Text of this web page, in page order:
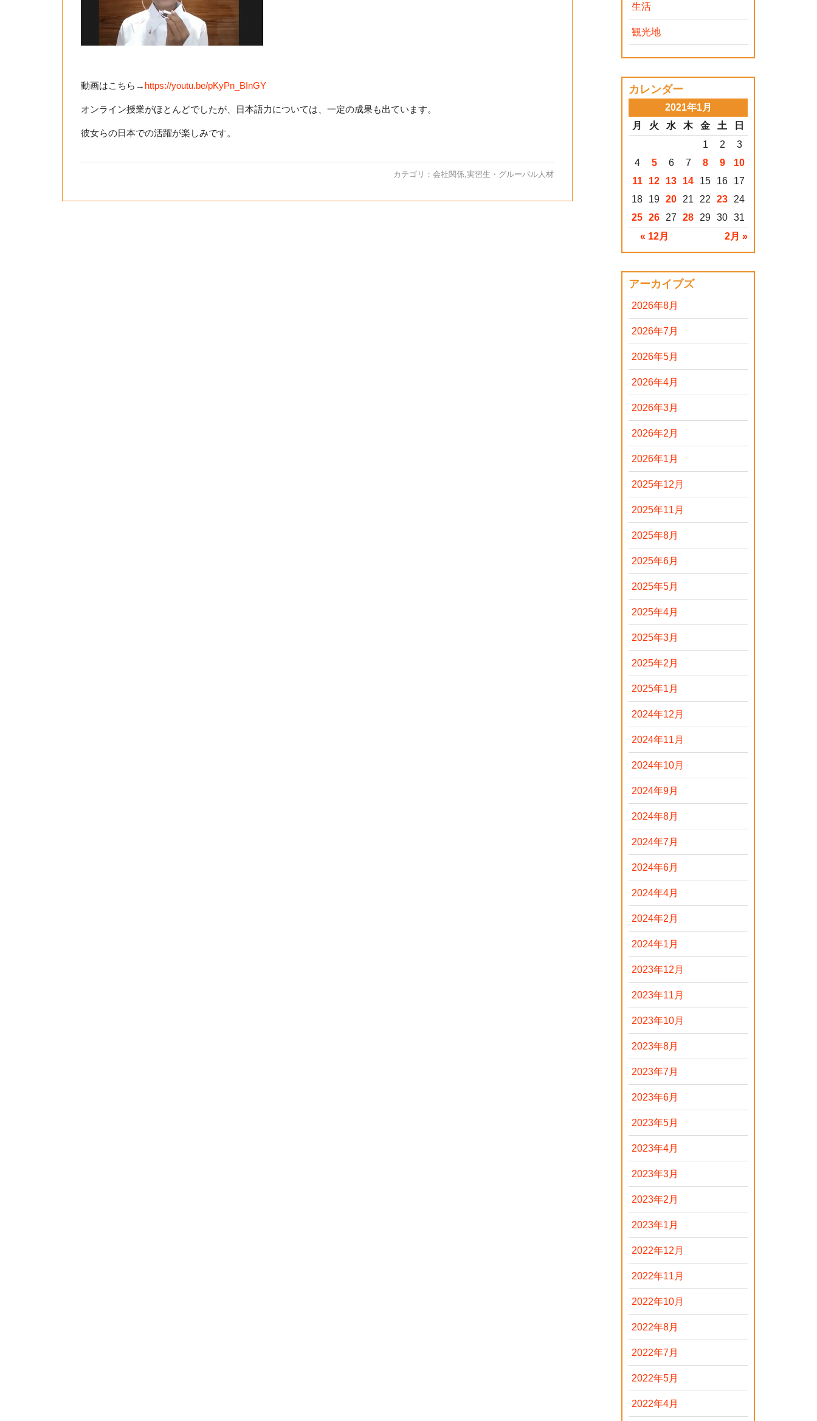
動画はこちら→ https://youtu.be/pKyPn_BInGY
オンライン授業がほとんどでしたが、日本語力については、一定の成果も出ています。
彼女らの日本での活躍が楽しみです。
カテゴリ： 会社関係 実習生・グルーバル人材
生活
観光地
カレンダー
2021年1月
月
火 水 木 金 土 日
« 12月 2月 »
1 2
3
4
5 6 7 8 9
10
11
12 13 14 15 16
17
18
19 20 21 22 23
24
25 26 27 28 29 30 31
アーカイブズ
2026年8月
2026年7月
2026年5月
2026年4月
2026年3月
2026年2月
2026年1月
2025年12月
2025年11月
2025年8月
2025年6月
2025年5月
2025年4月
2025年3月
2025年2月
2025年1月
2024年12月
2024年11月
2024年10月
2024年9月
2024年8月
2024年7月
2024年6月
2024年4月
2024年2月
2024年1月
2023年12月
2023年11月
2023年10月
2023年8月
2023年7月
2023年6月
2023年5月
2023年4月
2023年3月
2023年2月
2023年1月
2022年12月
2022年11月
2022年10月
2022年8月
2022年7月
2022年5月
2022年4月